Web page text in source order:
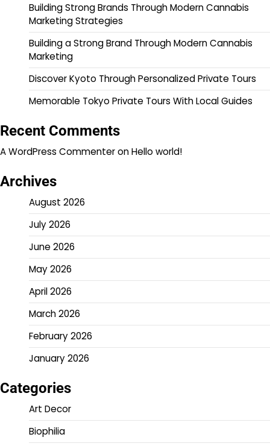
Building Strong Brands Through Modern Cannabis
Marketing Strategies
Building a Strong Brand Through Modern Cannabis
Marketing
Discover Kyoto Through Personalized Private Tours
Memorable Tokyo Private Tours With Local Guides
Recent Comments
A WordPress CommenteronHello world!
Archives
August 2026
July 2026
June 2026
May 2026
April 2026
March 2026
February 2026
January 2026
Categories
Art Decor
Biophilia